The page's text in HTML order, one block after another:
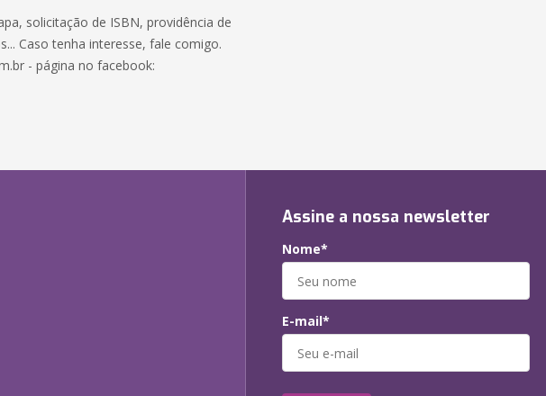
solicitação de ISBN, providência de
Caso tenha interesse, fale comigo.
- página no facebook:
Assine a nossa newsletter
Nome*
E-mail*